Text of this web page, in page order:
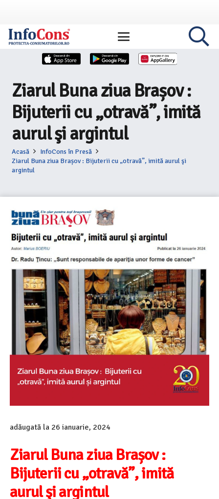
Ziarul Buna ziua Brașov :
Bijuterii cu „otravă”, imită
aurul şi argintul
Acasă
InfoCons în Presă
Ziarul Buna ziua Brașov : Bijuterii cu „otravă”, imită aurul şi
argintul
adăugată la 26 ianuarie, 2024
Ziarul Buna ziua Brașov :
Bijuterii cu „otravă”, imită
aurul şi argintul